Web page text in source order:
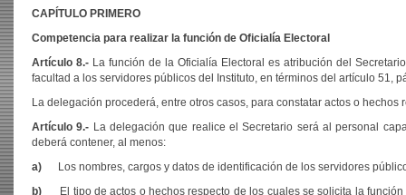
CAPÍTULO PRIMERO
Competencia para realizar la función de Oficialía Electoral
Artículo 8.- La función de la Oficialía Electoral es atribución del
facultad a los servidores públicos del Instituto, en términos del artículo 51,
La delegación procederá, entre otros casos, para constatar actos o
Artículo 9.- La delegación que realice el Secretario será al personal
deberá contener, al menos:
a)
Los nombres, cargos y datos de identificación de los servidores
b)
El tipo de actos o hechos respecto de los cuales se solicita la